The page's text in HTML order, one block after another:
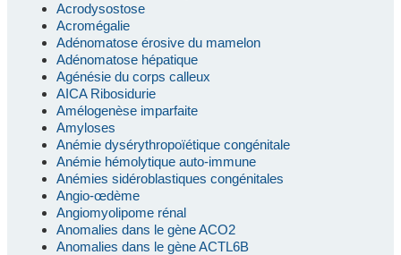
Acrodysostose
Acromégalie
Adénomatose érosive du mamelon
Adénomatose hépatique
Agénésie du corps calleux
AICA Ribosidurie
Amélogenèse imparfaite
Amyloses
Anémie dysérythropoïétique congénitale
Anémie hémolytique auto-immune
Anémies sidéroblastiques congénitales
Angio-œdème
Angiomyolipome rénal
Anomalies dans le gène ACO2
Anomalies dans le gène ACTL6B